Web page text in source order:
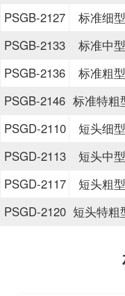
PSGB-2127
标准细型
PSGB-2133
标准中型
PSGB-2136
标准粗型
PSGB-2146 标准特粗
PSGD-2110
短头细型
PSGD-2113
短头中型
PSGD-2117
短头粗型
PSGD-2120 短头特粗